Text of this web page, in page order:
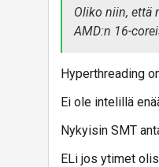
monisäkeistystä.
Tällöin on
silti niillä
Ja nyt sitten
samalla
Oliko niin, että
AMD:n 16-
Hyperthreading
Ei ole intelillä
Nykyisin SMT
ELi jos ytimet